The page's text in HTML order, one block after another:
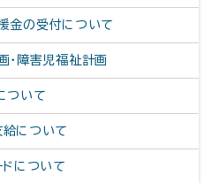
金の受付について
・障害児福祉計画
ついて
について
ドについて